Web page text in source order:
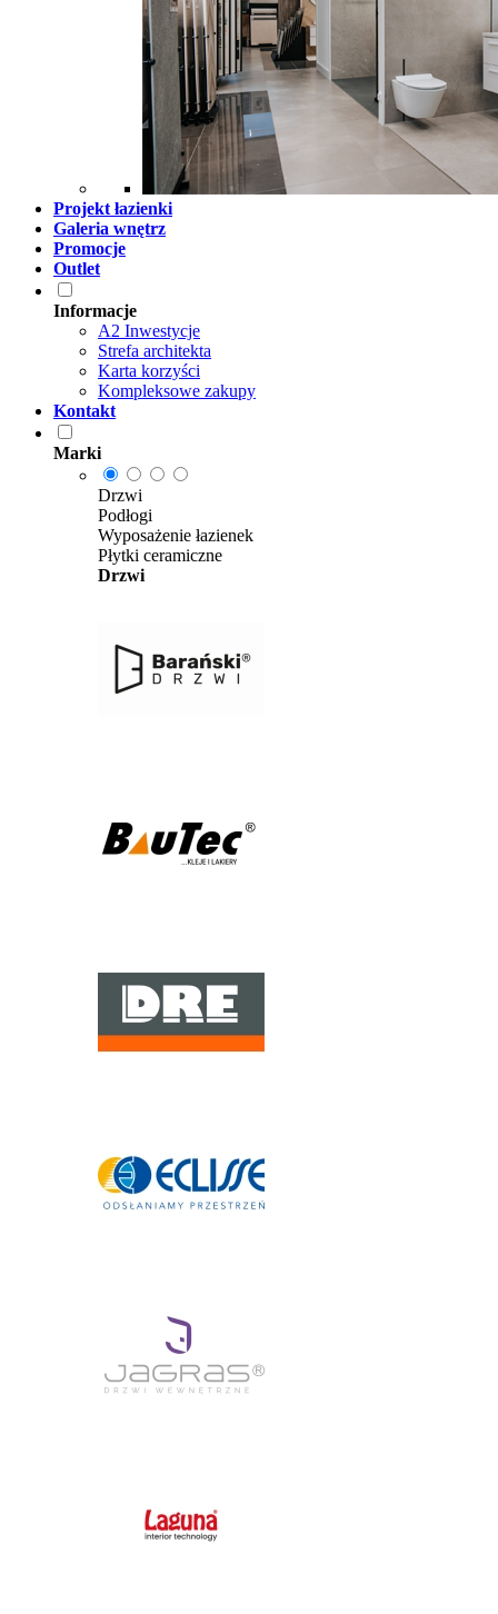
Projekt łazienki
Galeria wnętrz
Promocje
Outlet
Informacje
A2 Inwestycje
Strefa architekta
Karta korzyści
Kompleksowe zakupy
Kontakt
Marki
Drzwi
Podłogi
Wyposażenie łazienek
Płytki ceramiczne
Drzwi